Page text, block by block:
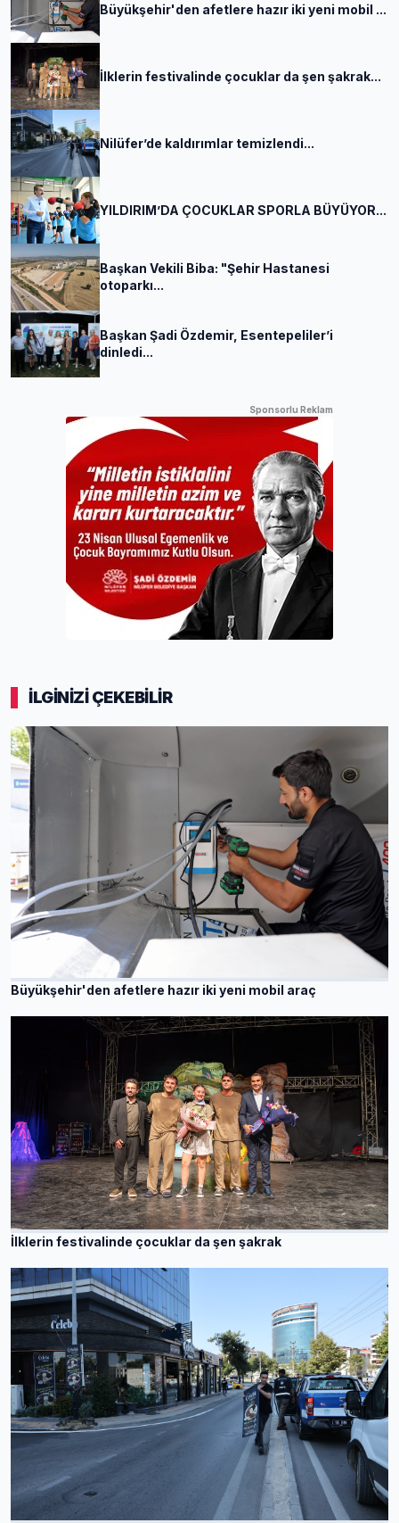
Büyükşehir'den afetlere hazır iki yeni mobil ...
İlklerin festivalinde çocuklar da şen şakrak...
Nilüfer’de kaldırımlar temizlendi...
YILDIRIM’DA ÇOCUKLAR SPORLA BÜYÜYOR...
Başkan Vekili Biba: "Şehir Hastanesi
otoparkı...
Başkan Şadi Özdemir, Esentepeliler’i
dinledi...
Sponsorlu Reklam
İLGİNİZİ ÇEKEBİLİR
Büyükşehir'den afetlere hazır iki yeni mobil araç
İlklerin festivalinde çocuklar da şen şakrak